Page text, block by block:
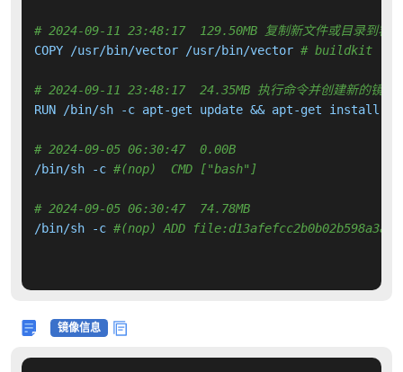
# 2024-09-11 23:48:17  129.50MB 复制新文件或目录到容
COPY /usr/bin/vector /usr/bin/vector # buildkit
# 2024-09-11 23:48:17  24.35MB 执行命令并创建新的镜像
RUN /bin/sh -c apt-get update && apt-get install -
# 2024-09-05 06:30:47  0.00B
/bin/sh -c #(nop)  CMD ["bash"]
# 2024-09-05 06:30:47  74.78MB
/bin/sh -c #(nop) ADD
镜像信息